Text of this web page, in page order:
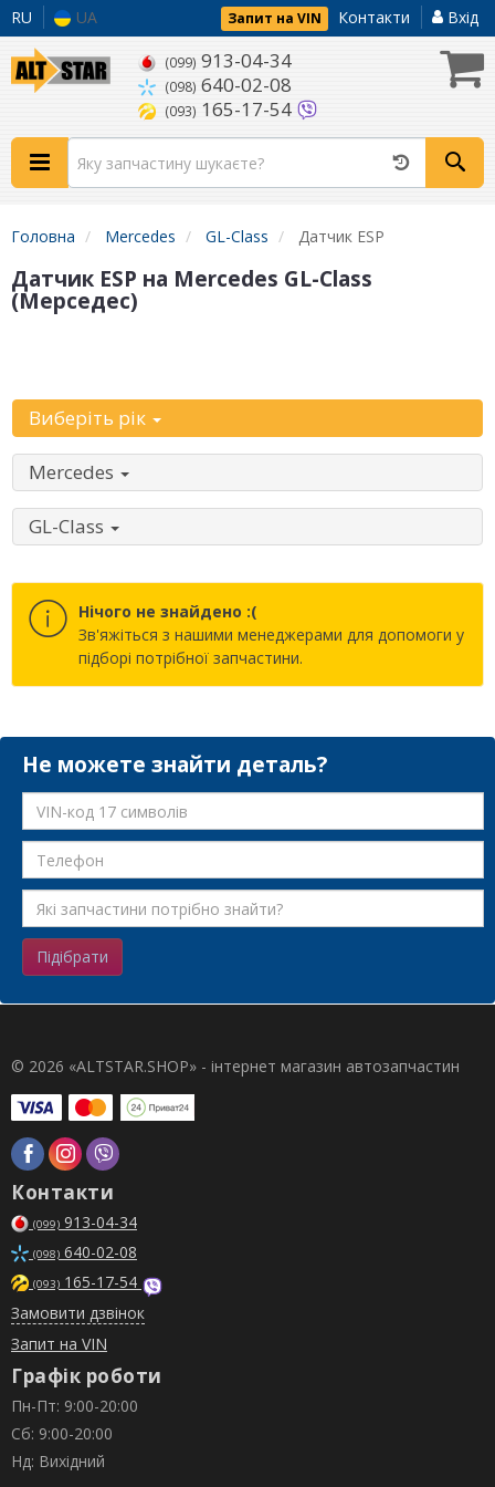
RU UA Запит на VIN Контакти Вхід
(099) 913-04-34
(098) 640-02-08
(093) 165-17-54
Головна Mercedes GL-Class Датчик ESP
Датчик ESP на Mercedes GL-Class
(Мерседес)
Виберіть рік
Mercedes
GL-Class
Нічого не знайдено :(
Зв'яжіться з нашими менеджерами для допомоги у
підборі потрібної запчастини.
Не можете знайти деталь?
Підібрати
© 2026 «ALTSTAR.SHOP» - інтернет магазин автозапчастин
Контакти
(099) 913-04-34
(098) 640-02-08
(093) 165-17-54
Замовити дзвінок
Запит на VIN
Графік роботи
Пн-Пт: 9:00-20:00
Сб: 9:00-20:00
Нд: Вихідний